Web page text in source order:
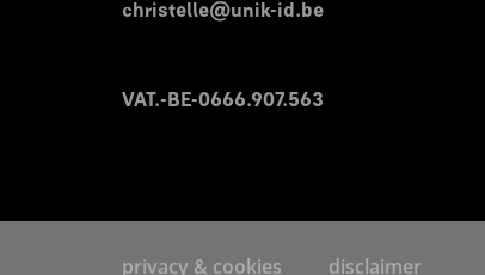
VAT.-BE-0666.907.563
christelle@unik-id.be
privacy & cookies disclaimer